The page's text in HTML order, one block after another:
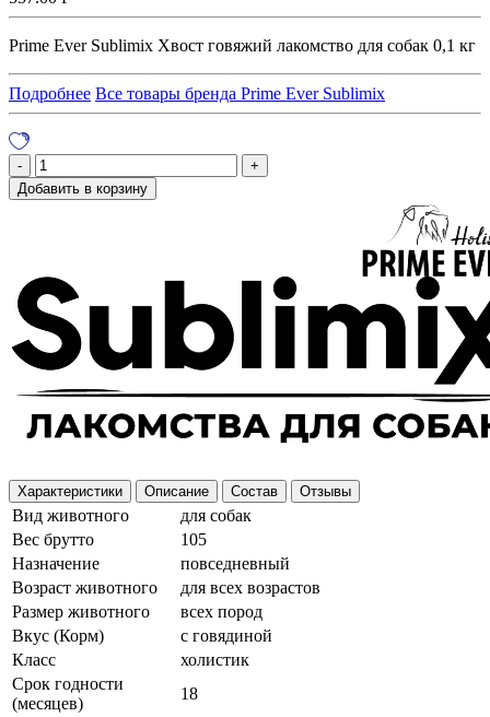
Prime Ever Sublimix Хвост говяжий лакомство для собак 0,1 кг
Подробнее Все товары бренда Prime Ever Sublimix
Добавить в корзину
Характеристики Описание Состав Отзывы
Вид животного
для собак
Вес брутто
105
Назначение
повседневный
Возраст животного
для всех возрастов
Размер животного
всех пород
Вкус (Корм)
с говядиной
Класс
холистик
Срок годности
(месяцев)
18